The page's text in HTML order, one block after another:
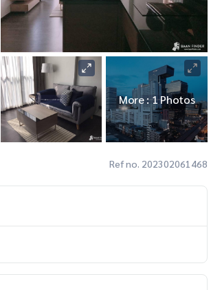
More : 1 Photos
Ref no. 202302061468